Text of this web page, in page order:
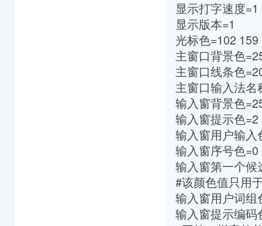
显示打字速度=1
显示版本=1
光标色=102 159
主窗口背景色
主窗口线条色
主窗口输入法名
输入窗背景色
输入窗提示色=2
输入窗用户输入
输入窗序号色=0
输入窗第一个候
#该颜色值只用
输入窗用户词组
输入窗提示编码